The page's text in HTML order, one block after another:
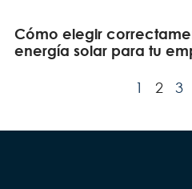
Cómo elegir
energía solar para tu
1 2 3